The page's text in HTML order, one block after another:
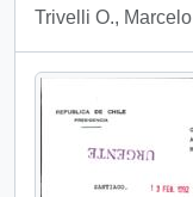
Trivelli O., Marcelo